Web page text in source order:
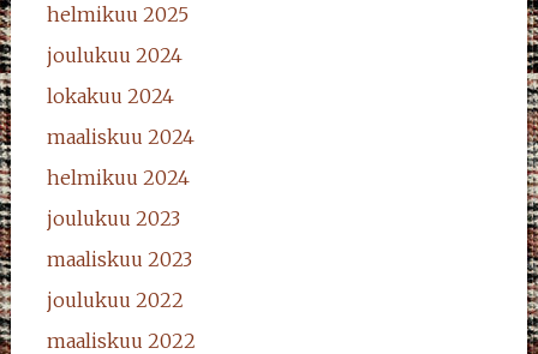
helmikuu 2025
joulukuu 2024
lokakuu 2024
maaliskuu 2024
helmikuu 2024
joulukuu 2023
maaliskuu 2023
joulukuu 2022
maaliskuu 2022